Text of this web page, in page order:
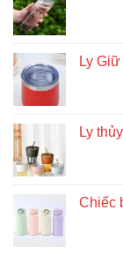
Ly
Ly
Chiếc